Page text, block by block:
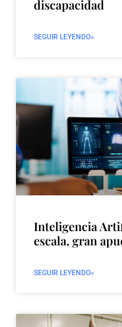
discapacidad
SEGUIR LEYENDO»
Inteligencia
escala, gran
SEGUIR LEYENDO»